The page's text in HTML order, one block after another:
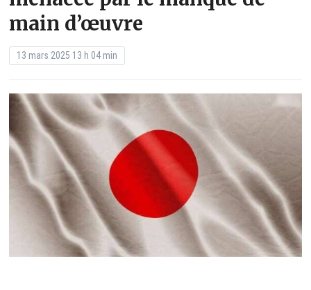
main d’œuvre
13 mars 2025 13 h 04 min